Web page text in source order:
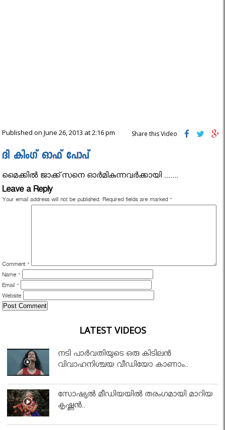
Published on June 26, 2013 at 2:16 pm Share this Video
ദി കിംഗ്‌ ഓഫ് പോപ്‌
മൈക്കിൽ ജാക്ക്സനെ ഓർമികുന്നവർക്കായി .......
Leave a Reply
Your email address will not be published. Required fields are marked *
Comment *
Name *
Email *
Website
LATEST VIDEOS
നടി പാർവതിയുടെ ഒരു കിടിലൻ
വിവാഹനിശ്ചയ വീഡിയോ കാണാം..
സോഷ്യൽ മീഡിയയിൽ തരംഗമായി മാറിയ
കൃഷ്ണൻ..